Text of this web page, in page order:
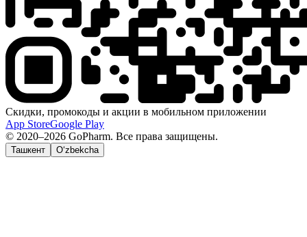
Скидки, промокоды и акции в мобильном приложении
App StoreGoogle Play
© 2020–2026 GoPharm. Все права защищены.
Ташкент O‘zbekcha